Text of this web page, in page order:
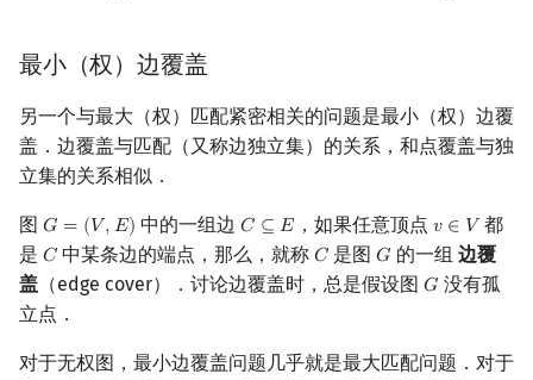
最小（权）边覆盖
另一个与最大（权）匹配紧密相关的问题是最小（权）边覆
盖．边覆盖与匹配（又称边独立集）的关系，和点覆盖与独
立集的关系相似．
图 𝐺 = (𝑉,𝐸)
G= (V E) 中的一组边 𝐶 ⊆ 𝐸
C⊆E ，如果任意顶点 𝑣 ∈ 𝑉
v∈V
都
是 𝐶
C 中某条边的端点，那么，就称𝐶
C 是图𝐺
G 的一组 边覆
盖 （edge cover）．讨论边覆盖时，总是假设图 𝐺
G 没有孤
立点．
对于无权图，最小边覆盖问题几乎就是最大匹配问题．对于